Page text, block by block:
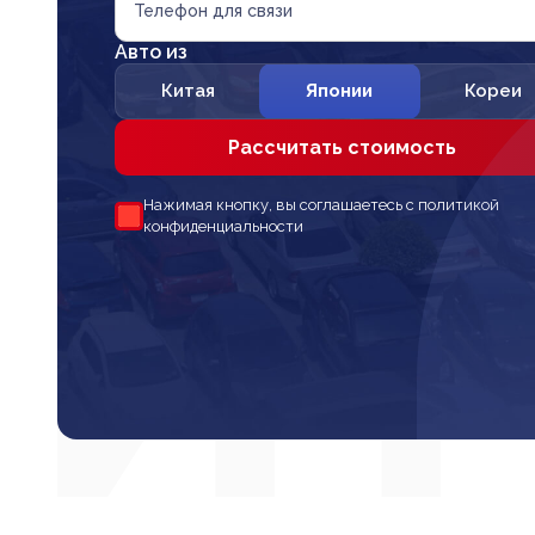
Телефон для связи
Авто из
Китая Японии Кореи
Рассчитать стоимость
Нажимая кнопку, вы соглашаетесь с политикой
конфиденциальности